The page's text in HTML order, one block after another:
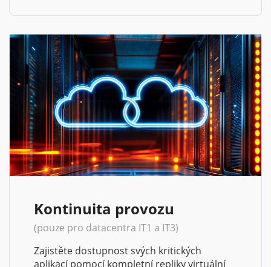
Kontinuita provozu
(pouze pro datacentra IT1 a IT3)
Zajistěte dostupnost svých kritických
aplikací pomocí kompletní repliky virtuální